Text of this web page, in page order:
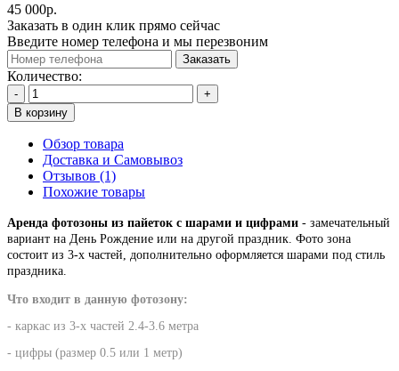
45 000р.
Заказать в один клик прямо сейчас
Введите номер телефона и мы перезвоним
Заказать
Количество:
-
+
В корзину
Обзор товара
Доставка и Самовывоз
Отзывов (1)
Похожие товары
Аренда фотозоны из пайеток с шарами и цифрами - замечательный
вариант на День Рождение или на другой праздник. Фото зона
состоит из 3-х частей, дополнительно оформляется шарами под стиль
праздника.
Что входит в данную фотозону:
- каркас из 3-х частей 2.4-3.6 метра
- цифры (размер 0.5 или 1 метр)